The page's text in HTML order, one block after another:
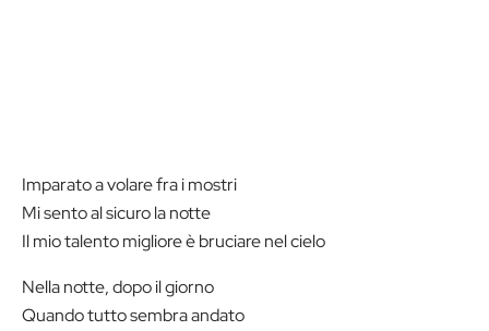
Imparato a volare fra i mostri
Mi sento al sicuro la notte
Il mio talento migliore è bruciare nel cielo
Nella notte, dopo il giorno
Quando tutto sembra andato